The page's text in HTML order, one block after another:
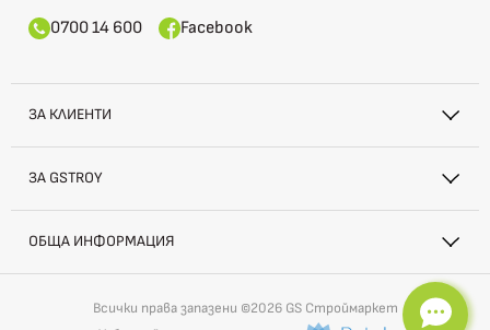
0700 14 600 Facebook
ЗА КЛИЕНТИ
ЗА GSTROY
ОБЩА ИНФОРМАЦИЯ
Всички права запазени ©2026 GS Строймаркет